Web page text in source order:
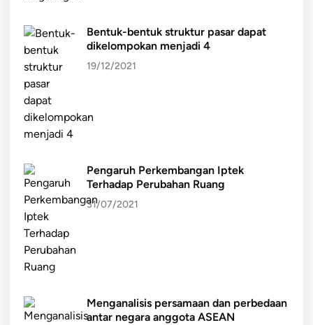
Bentuk-bentuk struktur pasar dapat
dikelompokan menjadi 4
19/12/2021
Pengaruh Perkembangan Iptek
Terhadap Perubahan Ruang
31/07/2021
Menganalisis persamaan dan perbedaan
antar negara anggota ASEAN